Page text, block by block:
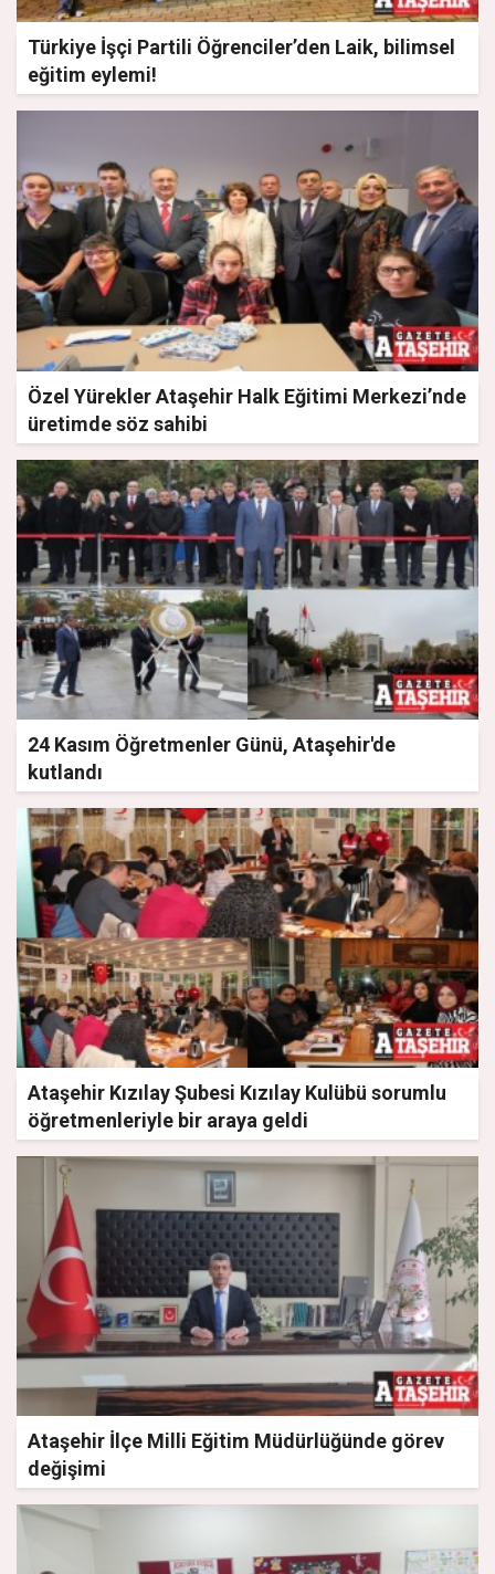
Türkiye İşçi Partili Öğrenciler’den Laik, bilimsel
eğitim eylemi!
Özel Yürekler Ataşehir Halk Eğitimi Merkezi’nde
üretimde söz sahibi
24 Kasım Öğretmenler Günü, Ataşehir'de
kutlandı
Ataşehir Kızılay Şubesi Kızılay Kulübü sorumlu
öğretmenleriyle bir araya geldi
Ataşehir İlçe Milli Eğitim Müdürlüğünde görev
değişimi